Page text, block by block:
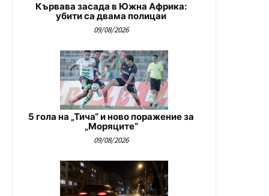
Кървава засада в Южна Африка:
убити са двама полицаи
09/08/2026
5 гола на „Тича“ и ново поражение за
„Моряците“
09/08/2026